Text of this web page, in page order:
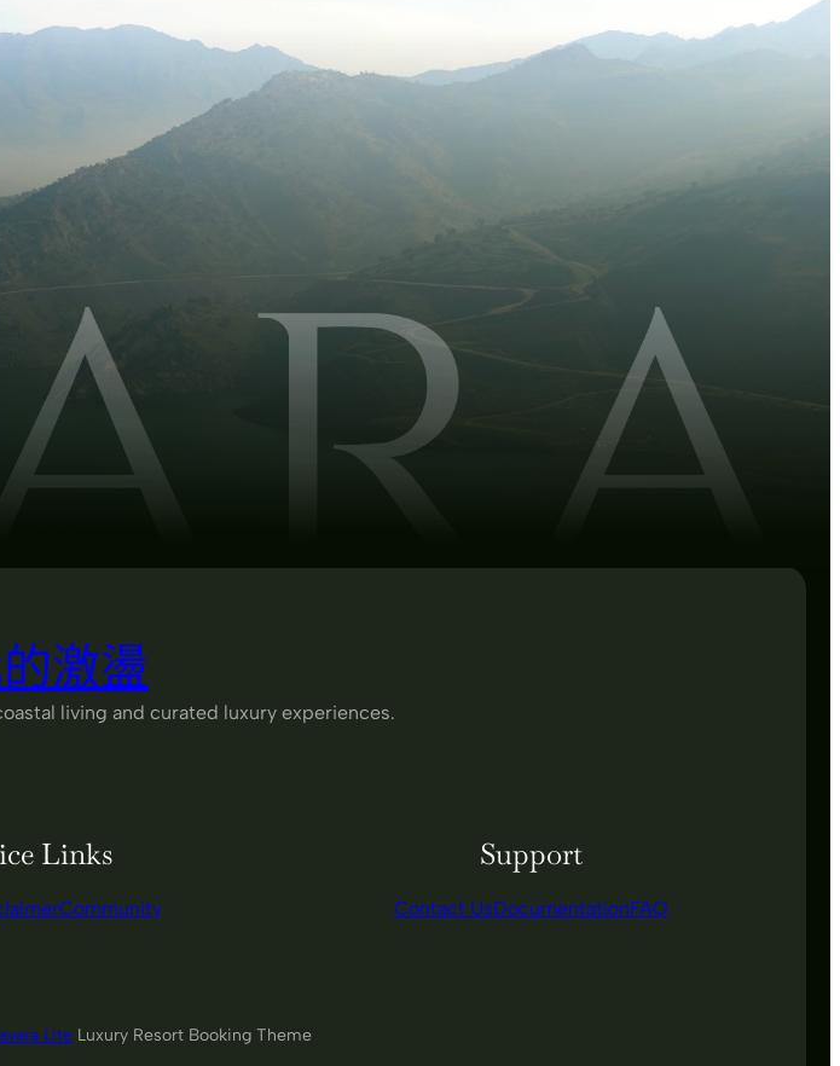
激盪
living and curated luxury experiences.
Links
Community
Support
Contact UsDocumentationFAQ
Lite Luxury Resort Booking Theme